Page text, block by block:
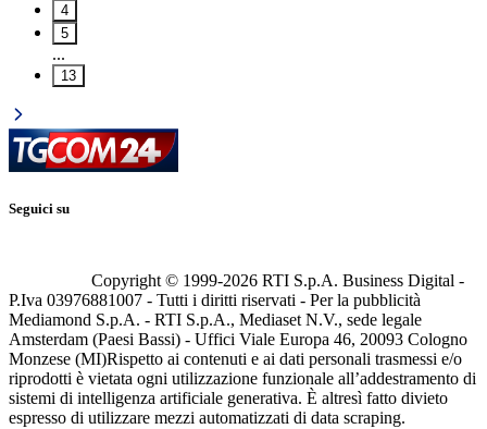
4
5
...
13
Seguici su
Copyright © 1999-2026 RTI S.p.A. Business Digital -
P.Iva 03976881007 - Tutti i diritti riservati - Per la pubblicità
Mediamond S.p.A. - RTI S.p.A., Mediaset N.V., sede legale
Amsterdam (Paesi Bassi) - Uffici Viale Europa 46, 20093 Cologno
Monzese (MI)Rispetto ai contenuti e ai dati personali trasmessi e/o
riprodotti è vietata ogni utilizzazione funzionale all’addestramento di
sistemi di intelligenza artificiale generativa. È altresì fatto divieto
espresso di utilizzare mezzi automatizzati di data scraping.